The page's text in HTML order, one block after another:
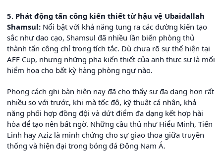
5. Phát động tấn công kiến thiết từ hậu vệ Ubaidallah
Shamsul: Nổi bật với khả năng tung ra các đường kiến tạo
sắc như dao cạo, Shamsul đã nhiều lần biến phòng thủ
thành tấn công chỉ trong tích tắc. Dù chưa rõ sự thể hiện tại
AFF Cup, nhưng những pha kiến thiết của anh thực sự là mối
hiểm họa cho bất kỳ hàng phòng ngự nào.
Phong cách ghi bàn hiện nay đã cho thấy sự đa dạng hơn rất
nhiều so với trước, khi mà tốc độ, kỹ thuật cá nhân, khả
năng phối hợp đồng đội và dứt điểm đa dạng kết hợp hài
hòa để tạo nên bất ngờ. Những cầu thủ như Hiểu Minh, Tiến
Linh hay Aziz là minh chứng cho sự giao thoa giữa truyền
thống và hiện đại trong bóng đá Đông Nam Á.